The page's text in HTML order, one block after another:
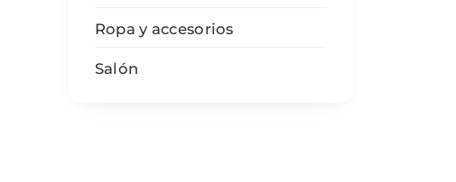
Ropa y accesorios
Salón